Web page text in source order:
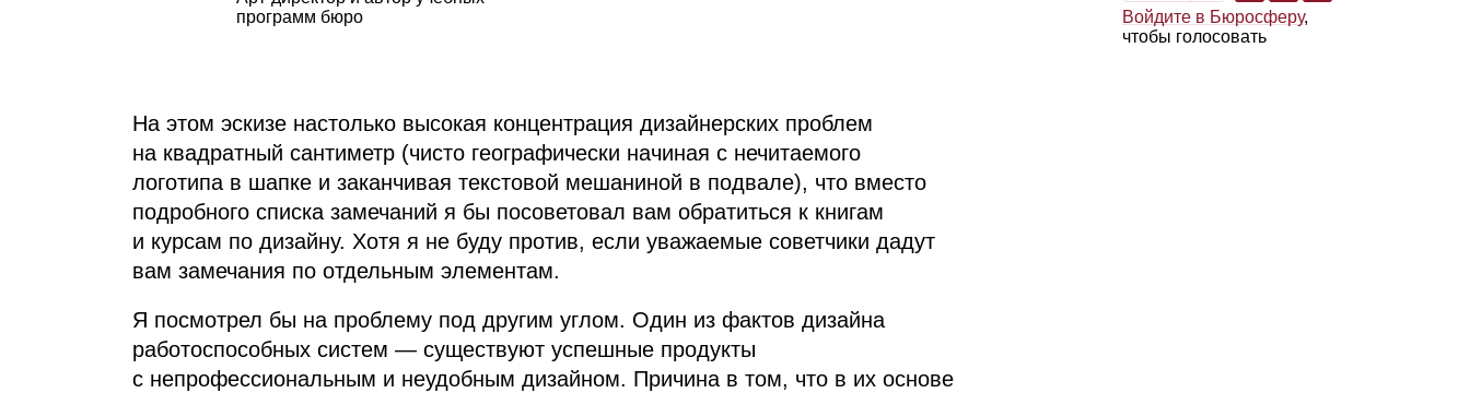
программ бюро
Войдите в Бюросферу,
чтобы голосовать
На этом эскизе настолько высокая концентрация дизайнерских проблем
на квадратный сантиметр (чисто географически начиная с нечитаемого
логотипа в шапке и заканчивая текстовой мешаниной в подвале), что вместо
подробного списка замечаний я бы посоветовал вам обратиться к книгам
и курсам по дизайну. Хотя я не буду против, если уважаемые советчики дадут
вам замечания по отдельным элементам.
Я посмотрел бы на проблему под другим углом. Один из фактов дизайна
работоспособных систем — существуют успешные продукты
с непрофессиональным и неудобным дизайном. Причина в том, что в их основе